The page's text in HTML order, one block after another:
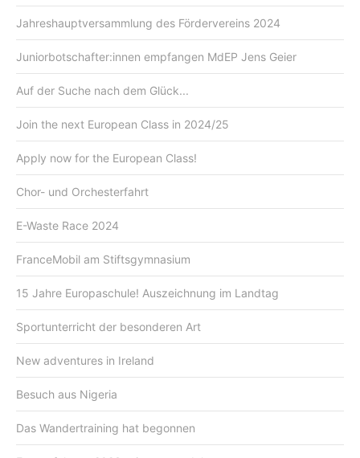
Jahreshauptversammlung des Fördervereins 2024
Juniorbotschafter:innen empfangen MdEP Jens Geier
Auf der Suche nach dem Glück...
Join the next European Class in 2024/25
Apply now for the European Class!
Chor- und Orchesterfahrt
E-Waste Race 2024
FranceMobil am Stiftsgymnasium
15 Jahre Europaschule! Auszeichnung im Landtag
Sportunterricht der besonderen Art
New adventures in Ireland
Besuch aus Nigeria
Das Wandertraining hat begonnen